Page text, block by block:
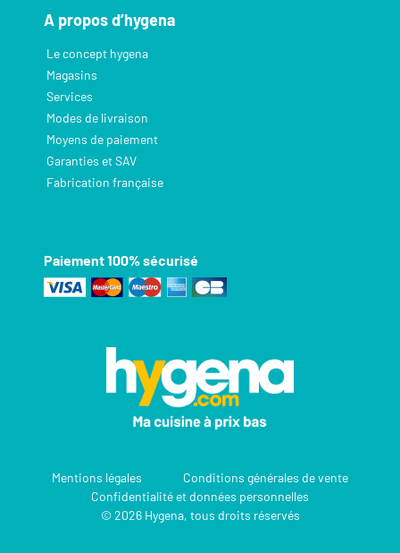
A propos d’hygena
Le concept hygena
Magasins
Services
Modes de livraison
Moyens de paiement
Garanties et SAV
Fabrication française
Paiement 100% sécurisé
Mentions légales
Conditions générales de vente
Confidentialité et données personnelles
© 2026 Hygena, tous droits réservés